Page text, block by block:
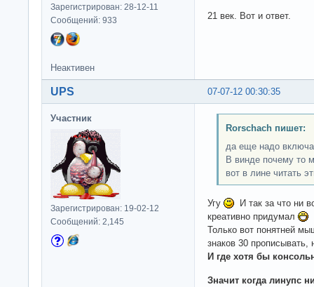
Зарегистрирован: 28-12-11
Сообщений: 933
21 век. Вот и ответ.
Неактивен
07-07-12 00:30:35
UPS
Участник
Зарегистрирован: 19-02-12
Сообщений: 2,145
Rorschach пишет:
да еще надо
В винде почему то
вот в лине читать
Угу
И так за что ни
креативно придумал
Только вот понятней
знаков 30 прописывать,
И где хотя бы
Значит когда линупс